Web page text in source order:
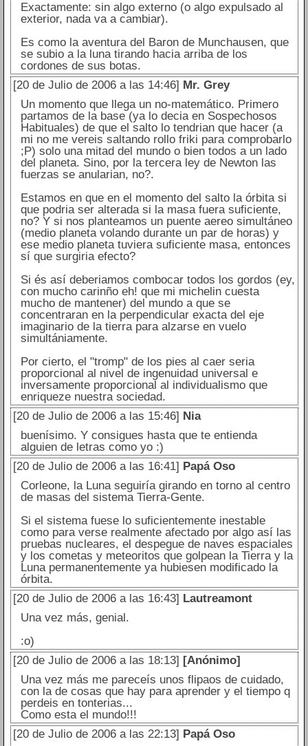
Exactamente: sin algo externo (o algo expulsado al
exterior, nada va a cambiar).
Es como la aventura del Baron de Munchausen, que
se subio a la luna tirando hacia arriba de los
cordones de sus botas.
[20 de Julio de 2006 a las 14:46] Mr. Grey
Un momento que llega un no-matemático. Primero
partamos de la base (ya lo decia en Sospechosos
Habituales) de que el salto lo tendrian que hacer (a
mi no me vereis saltando rollo friki para comprobarlo
;P) solo una mitad del mundo o bien todos a un lado
del planeta. Sino, por la tercera ley de Newton las
fuerzas se anularian, no?.
Estamos en que en el momento del salto la órbita si
que podria ser alterada si la masa fuera suficiente,
no? Y si nos planteamos un puente aereo simultáneo
(medio planeta volando durante un par de horas) y
ese medio planeta tuviera suficiente masa, entonces
sí que surgiria efecto?
Si és así deberiamos combocar todos los gordos (ey,
con mucho carinño eh! que mi michelin cuesta
mucho de mantener) del mundo a que se
concentraran en la perpendicular exacta del eje
imaginario de la tierra para alzarse en vuelo
simultániamente.
Por cierto, el "tromp" de los pies al caer seria
proporcional al nivel de ingenuidad universal e
inversamente proporcional al individualismo que
enriqueze nuestra sociedad.
[20 de Julio de 2006 a las 15:46] Nia
buenísimo. Y consigues hasta que te entienda
alguien de letras como yo :)
[20 de Julio de 2006 a las 16:41] Papá Oso
Corleone, la Luna seguiría girando en torno al centro
de masas del sistema Tierra-Gente.
Si el sistema fuese lo suficientemente inestable
como para verse realmente afectado por algo así las
pruebas nucleares, el despegue de naves espaciales
y los cometas y meteoritos que golpean la Tierra y la
Luna permanentemente ya hubiesen modificado la
órbita.
[20 de Julio de 2006 a las 16:43] Lautreamont
Una vez más, genial.
:o)
[20 de Julio de 2006 a las 18:13] [Anónimo]
Una vez más me pareceís unos flipaos de cuidado,
con la de cosas que hay para aprender y el tiempo q
perdeis en tonterias...
Como esta el mundo!!!
[20 de Julio de 2006 a las 22:13] Papá Oso